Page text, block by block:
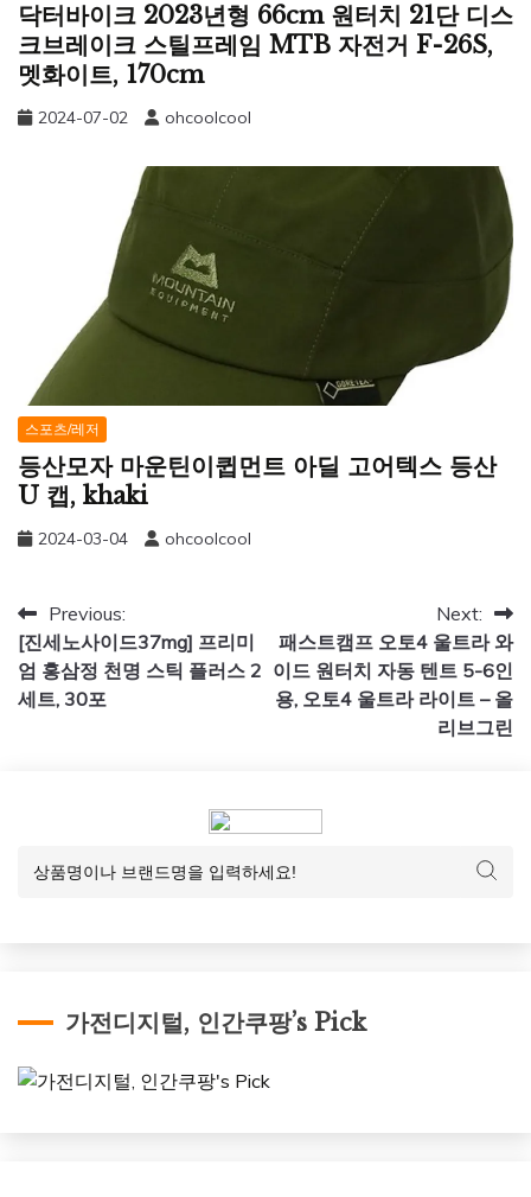
닥터바이크 2023년형 66cm 원터치 21단 디스
크브레이크 스틸프레임 MTB 자전거 F-26S,
멧화이트, 170cm
2024-07-02 ohcoolcool
스포츠/레저
등산모자 마운틴이큅먼트 아딜 고어텍스 등산
U 캡, khaki
2024-03-04 ohcoolcool
글
탐
색
Previous:
[진세노사이드37mg] 프리미
엄 홍삼정 천명 스틱 플러스 2
세트, 30포
Next:
패스트캠프 오토4 울트라 와
이드 원터치 자동 텐트 5-6인
용, 오토4 울트라 라이트 – 올
리브그린
가전디지털, 인간쿠팡’s Pick